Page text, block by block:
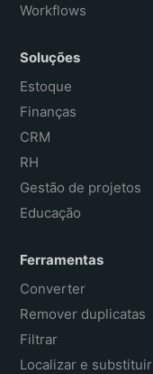
Workflows
Soluções
Estoque
Finanças
CRM
RH
Gestão de projetos
Educação
Ferramentas
Converter
Remover duplicatas
Filtrar
Localizar e substituir